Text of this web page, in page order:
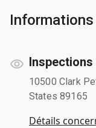
Inspections
10500 Clark
States 89165
Détails